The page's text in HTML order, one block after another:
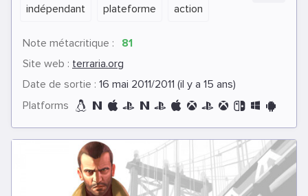
indépendant plateforme action
Note métacritique :
81
Site web : terraria.org
Date de sortie : 16 mai 2011/2011 (il y a 15 ans)
Platforms